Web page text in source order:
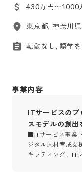
430万円〜1000
東京都, 神奈川
転勤なし, 語学
事業内容
ITサービスのプ
スモデルの創出
■ITサービス事業
ジタル人材育成支
キッティング、IT